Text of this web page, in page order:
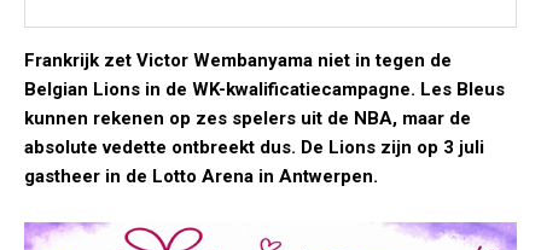
Frankrijk zet Victor Wembanyama niet in tegen de
Belgian Lions in de WK-kwalificatiecampagne. Les Bleus
kunnen rekenen op zes spelers uit de NBA, maar de
absolute vedette ontbreekt dus. De Lions zijn op 3 juli
gastheer in de Lotto Arena in Antwerpen.